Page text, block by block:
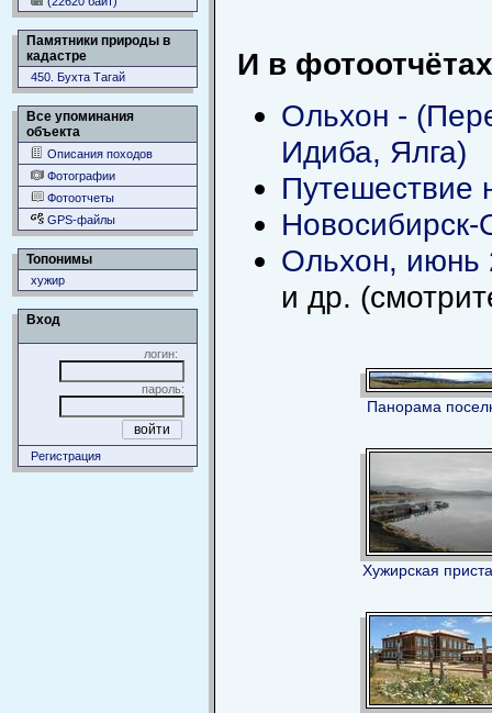
Памятники природы в
кадастре
450. Бухта Тагай
Все упоминания
объекта
Описания походов
Фотографии
Фотоотчеты
GPS-файлы
Топонимы
хужир
Вход
логин:
пароль:
Регистрация
И в
Ольхон -
Идиба, Ялга)
Путешествие
Ольхон, июнь
и др.
Панорама
Хужирская